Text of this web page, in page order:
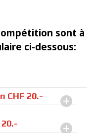
sont à
ci-dessous:
CHF 20.-